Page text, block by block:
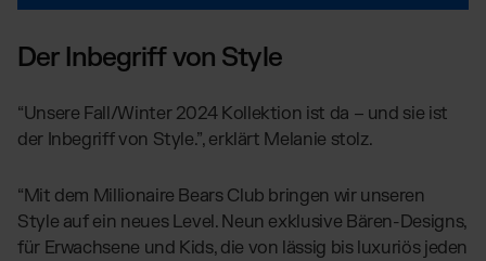
Der Inbegriff von Style
“Unsere Fall/Winter 2024 Kollektion ist da – und sie ist
der Inbegriff von Style.”, erklärt Melanie stolz.
“Mit dem Millionaire Bears Club bringen wir unseren
Style auf ein neues Level. Neun exklusive Bären-Designs,
für Erwachsene und Kids, die von lässig bis luxuriös jeden